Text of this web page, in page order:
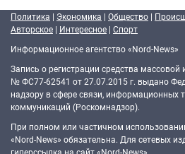
Политика | Экономика | Общество |
Авторское | Интересное | Спорт
Информационное агентство «Nord-News»
Запись о регистрации средства
№ ФС77-62541 от 27.07.2015 г. выдано
надзору в сфере связи, информационных
коммуникаций (Роскомнадзор).
При полном или частичном
«Nord-News» обязательна. Для сетевых